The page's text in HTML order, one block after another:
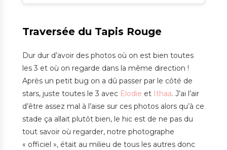
Traversée du Tapis Rouge
Dur dur d’avoir des photos où on est bien toutes
les 3 et où on regarde dans la même direction !
Après un petit bug on a dû passer par le côté de
stars, juste toutes le 3 avec Elodie et Ithaa. J’ai l’air
d’être assez mal à l’aise sur ces photos alors qu’à ce
stade ça allait plutôt bien, le hic est de ne pas du
tout savoir où regarder, notre photographe
« officiel », était au milieu de tous les autres donc